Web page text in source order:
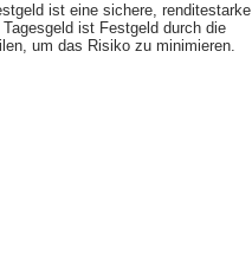
ist eine sichere, renditestarke
ist Festgeld durch die
um das Risiko zu minimieren.